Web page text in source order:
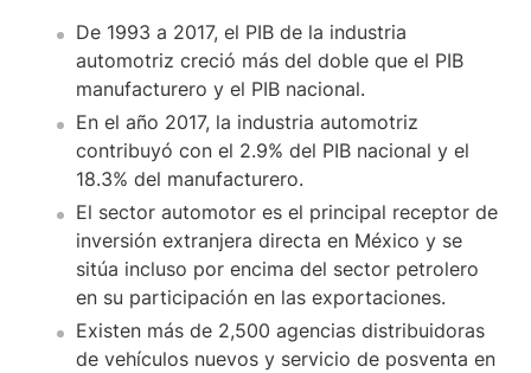
De 1993 a 2017, el PIB de la industria
automotriz creció más del doble que el PIB
manufacturero y el PIB nacional.
En el año 2017, la industria automotriz
contribuyó con el 2.9% del PIB nacional y el
18.3% del manufacturero.
El sector automotor es el principal receptor de
inversión extranjera directa en México y se
sitúa incluso por encima del sector petrolero
en su participación en las exportaciones.
Existen más de 2,500 agencias distribuidoras
de vehículos nuevos y servicio de posventa en